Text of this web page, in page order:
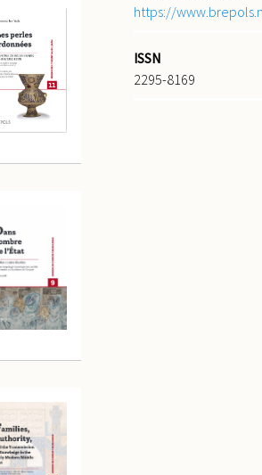
https://
ISSN
2295-8169